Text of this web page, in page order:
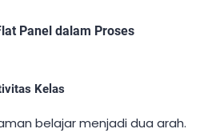
Panel dalam Proses
Kelas
belajar menjadi dua arah.